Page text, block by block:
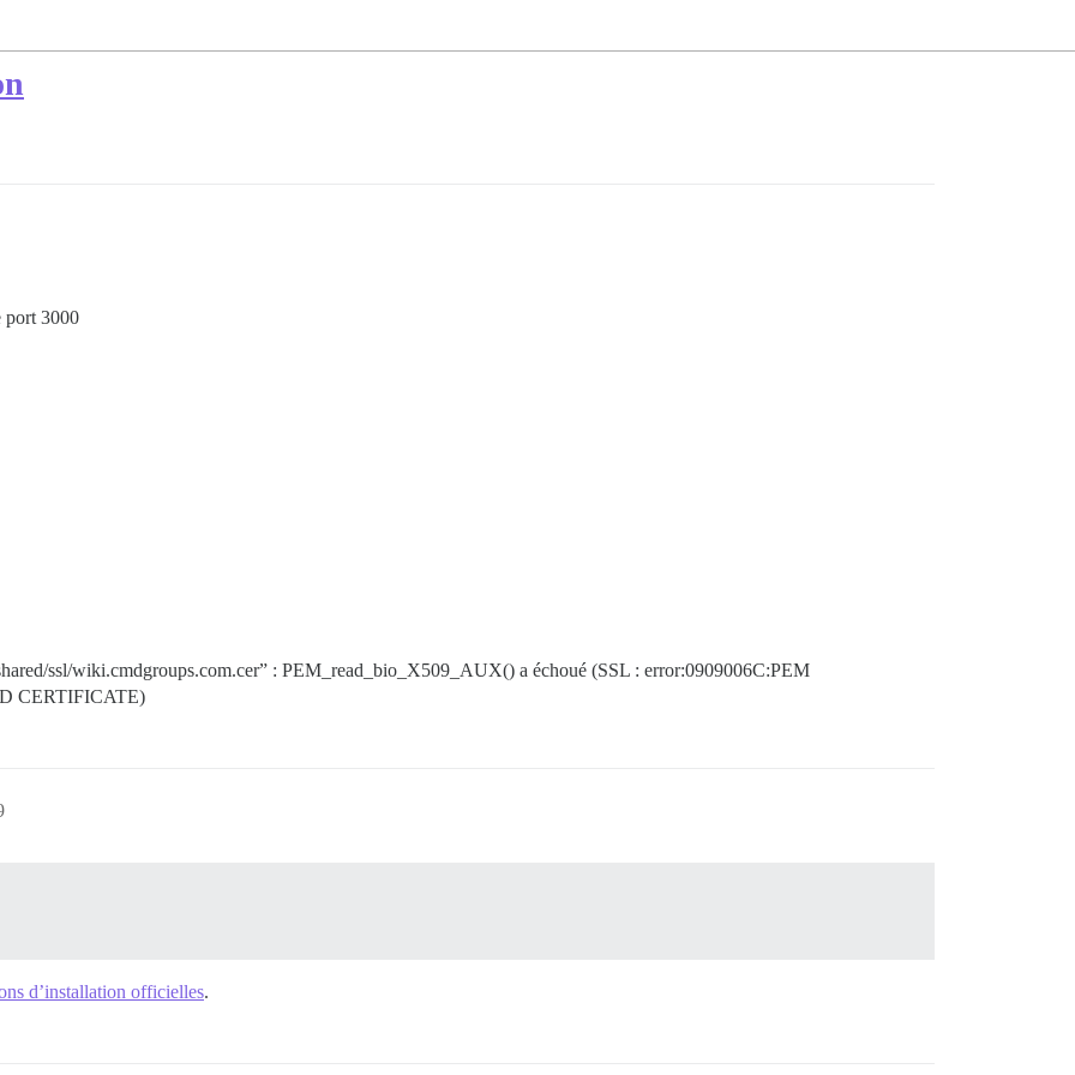
port 3000
ssl/wiki.cmdgroups.com.cer” : PEM_read_bio_X509_AUX() a échoué (SSL : error:0909006C:PEM
CERTIFICATE)
d’installation officielles.